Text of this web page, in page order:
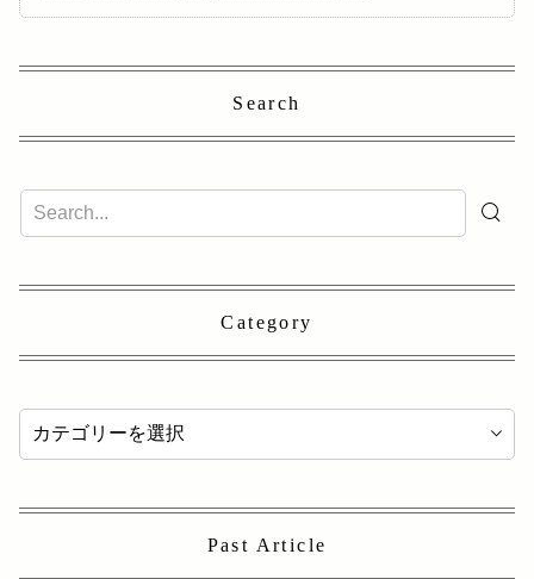
Search
Category
Past Article